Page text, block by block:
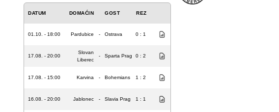
DATUM DOMAĆIN GOST REZ
01.10. - 18:00 Pardubice - Ostrava 0 : 1
17.08. - 20:00
Slovan
Liberec
- Sparta Prag 0 : 2
17.08. - 15:00 Karvina - Bohemians 1 : 2
16.08. - 20:00 Jablonec - Slavia Prag 1 : 1